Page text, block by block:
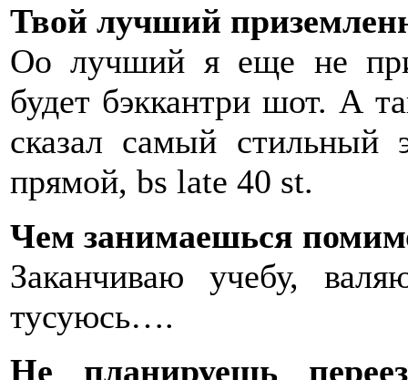
Твой лучший
Оо лучший я еще не
будет бэккантри шот. А
сказал самый
прямой, bs late 40 st.
Чем занимаешься
Заканчиваю учебу,
тусуюсь….
Не планируешь